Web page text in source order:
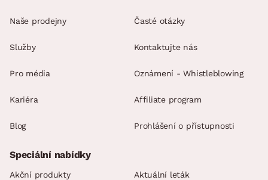
Naše prodejny
Služby
Pro média
Kariéra
Blog
Časté otázky
Kontaktujte nás
Oznámení - Whistleblowing
Affiliate program
Prohlášení o přístupnosti
Speciální nabídky
Akční produkty Aktuální leták